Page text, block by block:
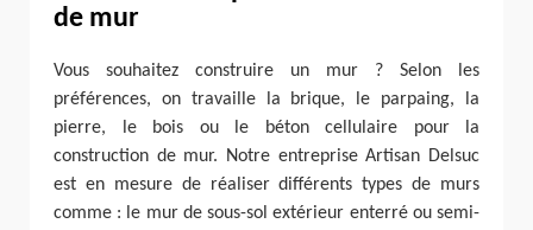
de mur
Vous souhaitez construire un mur ? Selon les
préférences, on travaille la brique, le parpaing, la
pierre, le bois ou le béton cellulaire pour la
construction de mur. Notre entreprise Artisan Delsuc
est en mesure de réaliser différents types de murs
comme : le mur de sous-sol extérieur enterré ou semi-